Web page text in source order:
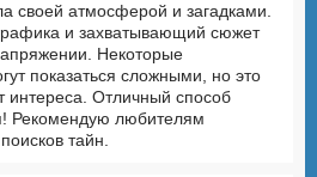
своей атмосферой и загадками.
и захватывающий сюжет
Некоторые
показаться сложными, но это
интереса. Отличный способ
Рекомендую любителям
тайн.